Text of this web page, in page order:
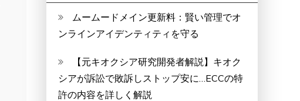
ムームードメイン更新料：賢い管理でオ
ンラインアイデンティティを守る
【元キオクシア研究開発者解説】キオク
シアが訴訟で敗訴しストップ安に…ECCの特
許の内容を詳しく解説